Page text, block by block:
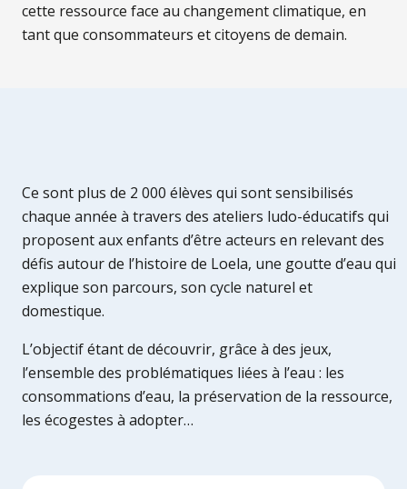
cette ressource face au changement climatique, en
tant que consommateurs et citoyens de demain.
Ce sont plus de 2 000 élèves qui sont sensibilisés
chaque année à travers des ateliers ludo-éducatifs qui
proposent aux enfants d’être acteurs en relevant des
défis autour de l’histoire de Loela, une goutte d’eau qui
explique son parcours, son cycle naturel et
domestique.
L’objectif étant de découvrir, grâce à des jeux,
l’ensemble des problématiques liées à l’eau : les
consommations d’eau, la préservation de la ressource,
les écogestes à adopter…